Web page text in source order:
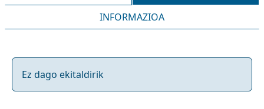
INFORMAZIOA
Ez dago ekitaldirik